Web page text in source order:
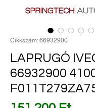
Cikkszám: 66932900
LAPRUGÓ
66932900